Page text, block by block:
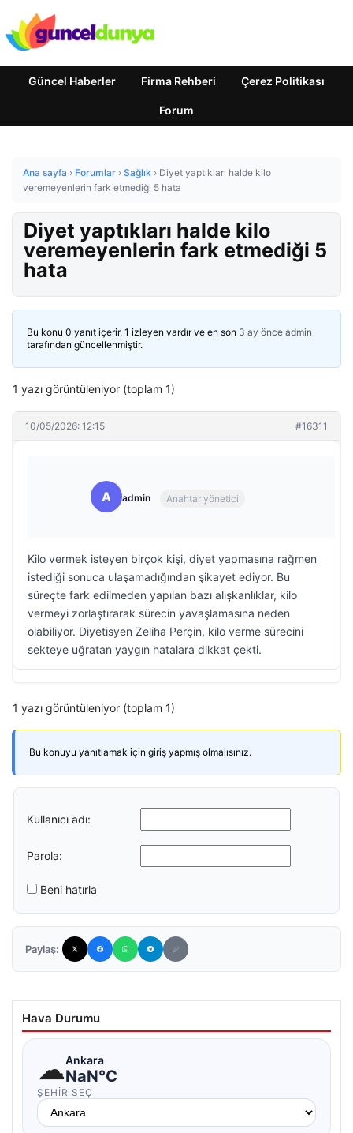
Güncel Haberler Firma Rehberi Çerez Politikası
Forum
Ana sayfa › Forumlar › Sağlık › Diyet yaptıkları halde kilo
veremeyenlerin fark etmediği 5 hata
Diyet yaptıkları halde kilo
veremeyenlerin fark etmediği 5
hata
Bu konu 0 yanıt içerir, 1 izleyen vardır ve en son 3 ay önce admin
tarafından güncellenmiştir.
1 yazı görüntüleniyor (toplam 1)
10/05/2026: 12:15 #16311
A admin Anahtar yönetici
Kilo vermek isteyen birçok kişi, diyet yapmasına rağmen
istediği sonuca ulaşamadığından şikayet ediyor. Bu
süreçte fark edilmeden yapılan bazı alışkanlıklar, kilo
vermeyi zorlaştırarak sürecin yavaşlamasına neden
olabiliyor. Diyetisyen Zeliha Perçin, kilo verme sürecini
sekteye uğratan yaygın hatalara dikkat çekti.
1 yazı görüntüleniyor (toplam 1)
Bu konuyu yanıtlamak için giriş yapmış olmalısınız.
Kullanıcı adı:
Parola:
Beni hatırla
Paylaş:
Hava Durumu
☁Ankara
NaN°C
ŞEHIR SEÇ